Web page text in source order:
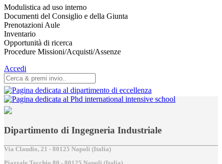
Modulistica ad uso interno
Documenti del Consiglio e della Giunta
Prenotazioni Aule
Inventario
Opportunità di ricerca
Procedure Missioni/Acquisti/Assenze
Accedi
Dipartimento di Ingegneria Industriale
Via Claudio, 21 - 80125 Napoli (Italia)